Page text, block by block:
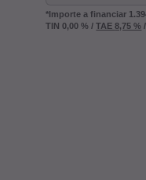
*Importe a financiar
TIN0,00 % /TAE8,75 %